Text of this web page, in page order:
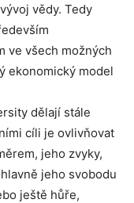
vědy. Tedy
ve všech možných
ekonomický model
dělají stále
cíli je ovlivňovat
jeho zvyky,
jeho svobodu
ještě hůře,